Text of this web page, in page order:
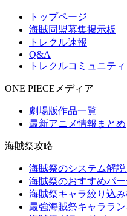
トップページ
海賊同盟募集掲示板
トレクル速報
Q&A
トレクルコミュニティ
ONE PIECEメディア
劇場版作品一覧
最新アニメ情報まとめ
海賊祭攻略
海賊祭のシステム解
海賊祭のおすすめパ
海賊祭キャラ絞り込
最強海賊祭キャララ